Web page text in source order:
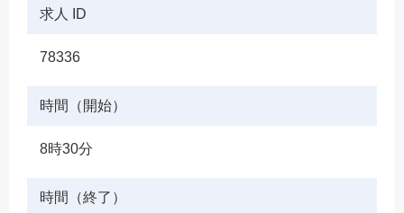
求人 ID
78336
時間（開始）
8時30分
時間（終了）